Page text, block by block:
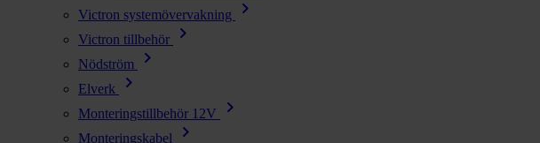
Victron systemövervakning
chevron_right
Victron tillbehör chevron_right
Nödström chevron_right
Elverk chevron_right
Monteringstillbehör 12V chevron_right
Monteringskabel chevron_right